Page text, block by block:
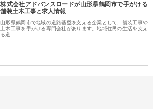
株式会社アドバンスロードが山形県鶴岡市で手がける
舗装土木工事と求人情報
山形県鶴岡市で地域の道路基盤を支える企業として、舗装工事や
土木工事を手がける専門会社があります。地域住民の生活を支え
る道…